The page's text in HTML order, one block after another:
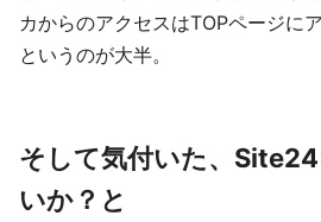
カからのアクセスはTOPページに
というのが大半。
そして気付いた、
いか？と